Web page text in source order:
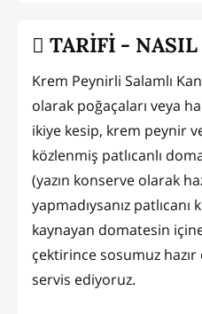
TARİFİ -
Krem Peynirli Salamlı
olarak poğaçaları veya
ikiye kesip, krem peynir ve
közlenmiş patlıcanlı
(yazın konserve olarak
yapmadıysanız
kaynayan domatesin
çektirince sosumuz
servis ediyoruz.